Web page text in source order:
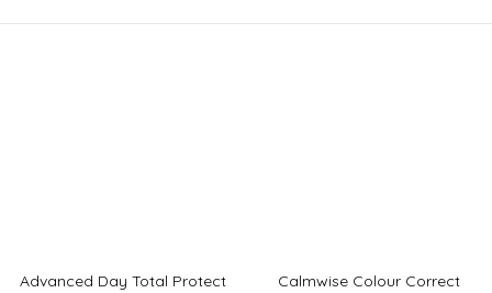
Advanced Day Total Protect Calmwise Colour Correct